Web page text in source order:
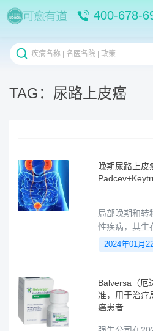
400-678-
TAG：尿路上皮癌
晚期尿路上皮
局部晚期和转
性疾病，其生
移性尿路上皮
路上皮癌是膀
管和尿道。全
胱癌病例和
洲，每年约有
2024年01月
Balversa（厄
准，用于治疗
癌患者